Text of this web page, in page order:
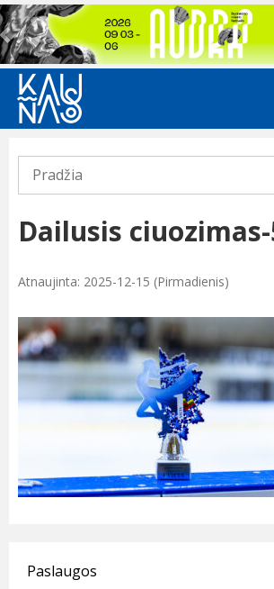
Previous
Pradžia
Dailusis
Atnaujinta: 2025-12-15 (Pirmadienis)
Paslaugos